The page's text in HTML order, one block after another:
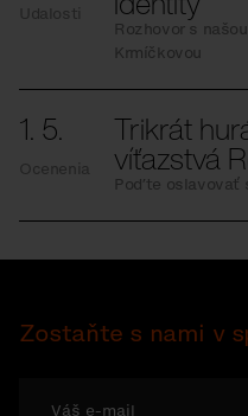
Udalosti
Rozhovor s
Krmíčkovou
1. 5.
Ocenenia
Trikrát
víťazstvá
Poďte oslavovať
Zostaňte s nami v